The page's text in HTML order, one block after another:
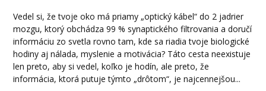
Vedel si, že tvoje oko má priamy „optický kábel“ do 2 jadrier
mozgu, ktorý obchádza 99 % synaptického filtrovania a doručí
informáciu zo svetla rovno tam, kde sa riadia tvoje biologické
hodiny aj nálada, myslenie a motivácia? Táto cesta neexistuje
len preto, aby si vedel, koľko je hodín, ale preto, že
informácia, ktorá putuje týmto „drôtom“, je najcennejšou...